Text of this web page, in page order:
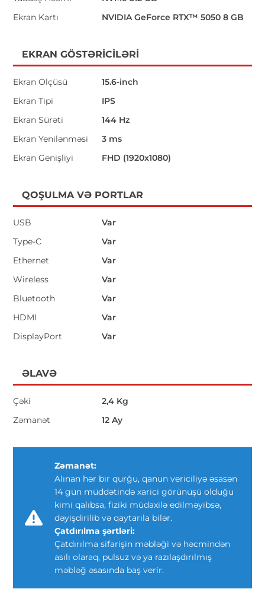
Ekran Kartı
NVIDIA GeForce RTX™ 5050 8 GB
EKRAN GÖSTƏRICILƏRI
Ekran Ölçüsü
15.6-inch
Ekran Tipi
IPS
Ekran Sürəti
144 Hz
Ekran Yenilənməsi
3 ms
Ekran Genişliyi
FHD (1920x1080)
QOŞULMA VƏ PORTLAR
USB
Var
Type-C
Var
Ethernet
Var
Wireless
Var
Bluetooth
Var
HDMI
Var
DisplayPort
Var
ƏLAVƏ
Çəki
2,4 Kg
Zəmanət
12 Ay
Zəmanət:
Alınan hər bir qurğu, qanun vericiliyə əsasən
14 gün müddətində xarici görünüşü olduğu
kimi qalıbsa, fiziki müdaxilə edilməyibsə,
dəyişdirilib və qaytarıla bilər.
Çatdırılma şərtləri:
Çatdırılma sifarişin məbləği və həcmindən
asılı olaraq, pulsuz və ya razılaşdırılmış
məbləğ əsasında baş verir.